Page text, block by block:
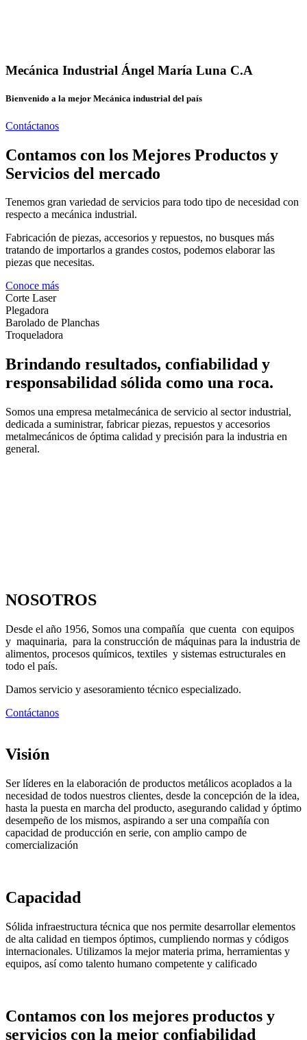
Mecánica Industrial Ángel María Luna C.A
Bienvenido a la mejor Mecánica industrial del país
Contáctanos
Contamos con los Mejores Productos y
Servicios del mercado
Tenemos gran variedad de servicios para todo tipo de necesidad con
respecto a mecánica industrial.
Fabricación de piezas, accesorios y repuestos, no busques más
tratando de importarlos a grandes costos, podemos elaborar las
piezas que necesitas.
Conoce más
Corte Laser
Plegadora
Barolado de Planchas
Troqueladora
Brindando resultados, confiabilidad y
responsabilidad sólida como una roca.
Somos una empresa metalmecánica de servicio al sector industrial,
dedicada a suministrar, fabricar piezas, repuestos y accesorios
metalmecánicos de óptima calidad y precisión para la industria en
general.
NOSOTROS
Desde el año 1956, Somos una compañía que cuenta con equipos
y maquinaria, para la construcción de máquinas para la industria de
alimentos, procesos químicos, textiles y sistemas estructurales en
todo el país.
Damos servicio y asesoramiento técnico especializado.
Contáctanos
Visión
Ser líderes en la elaboración de productos metálicos acoplados a la
necesidad de todos nuestros clientes, desde la concepción de la idea,
hasta la puesta en marcha del producto, asegurando calidad y óptimo
desempeño de los mismos, aspirando a ser una compañía con
capacidad de producción en serie, con amplio campo de
comercialización
Capacidad
Sólida infraestructura técnica que nos permite desarrollar elementos
de alta calidad en tiempos óptimos, cumpliendo normas y códigos
internacionales. Utilizamos la mejor materia prima, herramientas y
equipos, así como talento humano competente y calificado
Contamos con los mejores productos y
servicios con la mejor confiabilidad